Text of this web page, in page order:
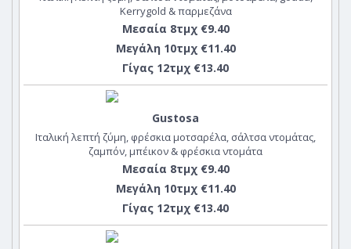
Kerrygold & παρμεζάνα
Μεσαία 8τμχ €9.40
Μεγάλη 10τμχ €11.40
Γίγας 12τμχ €13.40
Gustosa
Ιταλική λεπτή ζύμη, φρέσκια μοτσαρέλα, σάλτσα ντομάτας,
ζαμπόν, μπέικον & φρέσκια ντομάτα
Μεσαία 8τμχ €9.40
Μεγάλη 10τμχ €11.40
Γίγας 12τμχ €13.40